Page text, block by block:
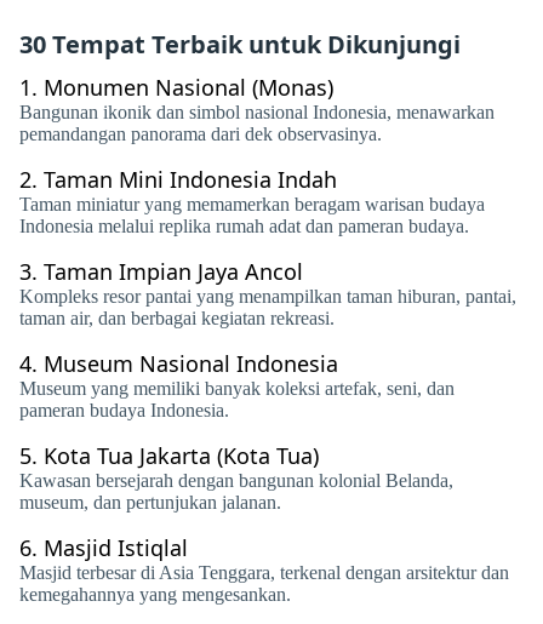
30 Tempat Terbaik untuk Dikunjungi
1. Monumen Nasional (Monas)
Bangunan ikonik dan simbol nasional Indonesia, menawarkan
pemandangan panorama dari dek observasinya.
2. Taman Mini Indonesia Indah
Taman miniatur yang memamerkan beragam warisan budaya
Indonesia melalui replika rumah adat dan pameran budaya.
3. Taman Impian Jaya Ancol
Kompleks resor pantai yang menampilkan taman hiburan, pantai,
taman air, dan berbagai kegiatan rekreasi.
4. Museum Nasional Indonesia
Museum yang memiliki banyak koleksi artefak, seni, dan
pameran budaya Indonesia.
5. Kota Tua Jakarta (Kota Tua)
Kawasan bersejarah dengan bangunan kolonial Belanda,
museum, dan pertunjukan jalanan.
6. Masjid Istiqlal
Masjid terbesar di Asia Tenggara, terkenal dengan arsitektur dan
kemegahannya yang mengesankan.